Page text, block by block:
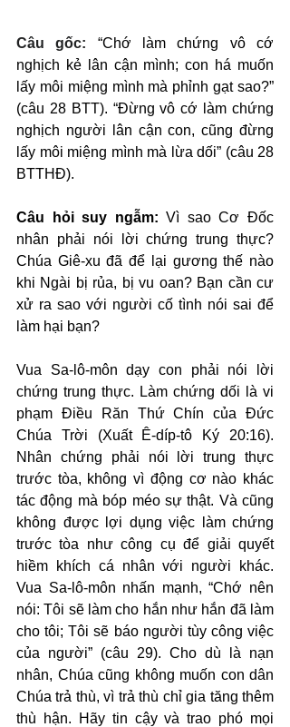
Câu gốc: “Chớ làm chứng vô cớ
nghịch kẻ lân cận mình; con há muốn
lấy môi miệng mình mà phỉnh gạt sao?”
(câu 28 BTT). “Đừng vô cớ làm chứng
nghịch người lân cận con, cũng đừng
lấy môi miệng mình mà lừa dối” (câu 28
BTTHĐ).
Câu hỏi suy ngẫm: Vì sao Cơ Đốc
nhân phải nói lời chứng trung thực?
Chúa Giê-xu đã để lại gương thế nào
khi Ngài bị rủa, bị vu oan? Bạn cần cư
xử ra sao với người cố tình nói sai để
làm hại bạn?
Vua Sa-lô-môn dạy con phải nói lời
chứng trung thực. Làm chứng dối là vi
phạm Điều Răn Thứ Chín của Đức
Chúa Trời (Xuất Ê-díp-tô Ký 20:16).
Nhân chứng phải nói lời trung thực
trước tòa, không vì động cơ nào khác
tác động mà bóp méo sự thật. Và cũng
không được lợi dụng việc làm chứng
trước tòa như công cụ để giải quyết
hiềm khích cá nhân với người khác.
Vua Sa-lô-môn nhấn mạnh, “Chớ nên
nói: Tôi sẽ làm cho hắn như hắn đã làm
cho tôi; Tôi sẽ báo người tùy công việc
của người” (câu 29). Cho dù là nạn
nhân, Chúa cũng không muốn con dân
Chúa trả thù, vì trả thù chỉ gia tăng thêm
thù hận. Hãy tin cậy và trao phó mọi